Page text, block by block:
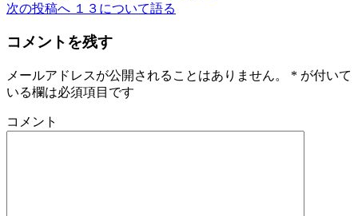
次の投稿へ １３について語る
コメントを残す
メールアドレスが公開されることはありません。 * が付いて
いる欄は必須項目です
コメント